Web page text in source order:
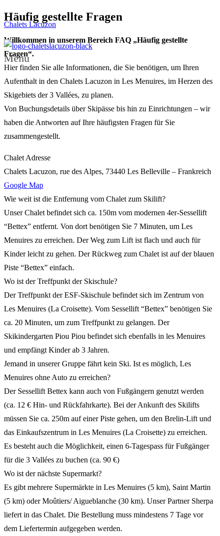
Chalets Lacuzon
Menu
Häufig gestellte Fragen
Willkommen in unserem Bereich FAQ „Häufig gestellte
Fragen“.
Hier finden Sie alle Informationen, die Sie benötigen, um Ihren
Aufenthalt in den Chalets Lacuzon in Les Menuires, im Herzen des
Skigebiets der 3 Vallées, zu planen.
Von Buchungsdetails über Skipässe bis hin zu Einrichtungen – wir
haben die Antworten auf Ihre häufigsten Fragen für Sie
zusammengestellt.
Chalet Adresse
Chalets Lacuzon, rue des Alpes, 73440 Les Belleville – Frankreich
Google Map
Wie weit ist die Entfernung vom Chalet zum Skilift?
Unser Chalet befindet sich ca. 150m vom modernen 4er-Sessellift
“Bettex” entfernt. Von dort benötigen Sie 7 Minuten, um Les
Menuires zu erreichen. Der Weg zum Lift ist flach und auch für
Kinder leicht zu gehen. Der Rückweg zum Chalet ist auf der blauen
Piste “Bettex” einfach.
Wo ist der Treffpunkt der Skischule?
Der Treffpunkt der ESF-Skischule befindet sich im Zentrum von
Les Menuires (La Croisette). Vom Sessellift “Bettex” benötigen Sie
ca. 20 Minuten, um zum Treffpunkt zu gelangen. Der
Skikindergarten Piou Piou befindet sich ebenfalls in les Menuires
und empfängt Kinder ab 3 Jahren.
Jemand in unserer Gruppe fährt kein Ski. Ist es möglich, Les
Menuires ohne Auto zu erreichen?
Der Sessellift Bettex kann auch von Fußgängern genutzt werden
(ca. 12 € Hin- und Rückfahrkarte). Bei der Ankunft des Skilifts
müssen Sie ca. 250m auf einer Piste gehen, um den Brelin-Lift und
das Einkaufszentrum in Les Menuires (La Croisette) zu erreichen.
Es besteht auch die Möglichkeit, einen 6-Tagespass für Fußgänger
für die 3 Vallées zu buchen (ca. 90 €)
Wo ist der nächste Supermarkt?
Es gibt mehrere Supermärkte in Les Menuires (5 km), Saint Martin
(5 km) oder Moûtiers/ Aigueblanche (30 km). Unser Partner Sherpa
liefert in das Chalet. Die Bestellung muss mindestens 7 Tage vor
dem Liefertermin aufgegeben werden.